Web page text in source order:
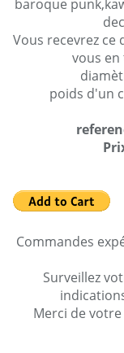
baroque
Vous recevrez ce
vous
poids d'un
Commandes
Surveillez
Merci de